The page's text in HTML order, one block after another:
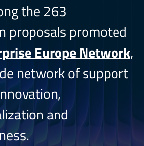
the 263
proposals promoted
Europe Network,
network of support
and